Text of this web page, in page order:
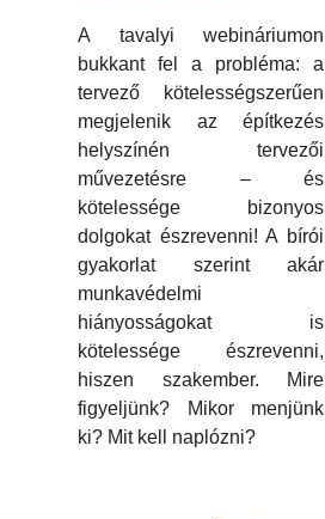
A tavalyi webináriumon
bukkant fel a probléma: a
tervező kötelességszerűen
megjelenik az építkezés
helyszínén tervezői
művezetésre – és
kötelessége bizonyos
dolgokat észrevenni! A bírói
gyakorlat szerint akár
munkavédelmi
hiányosságokat is
kötelessége észrevenni,
hiszen szakember. Mire
figyeljünk? Mikor menjünk
ki? Mit kell naplózni?